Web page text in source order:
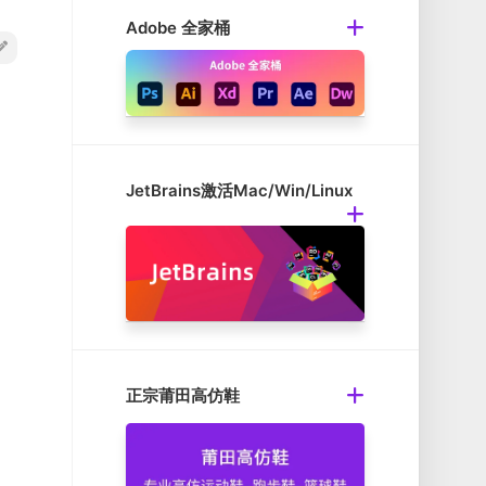
Adobe 全家桶
JetBrains激活Mac/Win/Linux
正宗莆田高仿鞋